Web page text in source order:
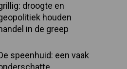
droogte en
houden
in de greep
speenhuid: een vaak